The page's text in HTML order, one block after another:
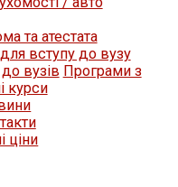
та атестата
вступу до вузу
вузів Програми з
курси
цiни